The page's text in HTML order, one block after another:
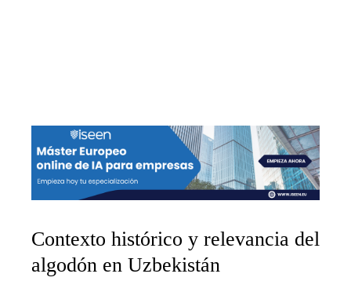
Contexto histórico y relevancia del
algodón en Uzbekistán